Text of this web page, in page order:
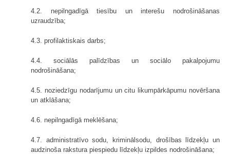
4.2. nepilngadīgā tiesību un interešu nodrošināšanas
uzraudzība;
4.3. profilaktiskais darbs;
4.4. sociālās palīdzības un sociālo pakalpojumu
nodrošināšana;
4.5. noziedzīgu nodarījumu un citu likumpārkāpumu novēršana
un atklāšana;
4.6. nepilngadīgā meklēšana;
4.7. administratīvo sodu, kriminālsodu, drošības līdzekļu un
audzinoša rakstura piespiedu līdzekļu izpildes nodrošināšana;